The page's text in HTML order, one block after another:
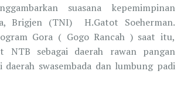
suasana kepemimpinan
Brigjen (TNI) H.Gatot Soeherman.
Gora ( Gogo Rancah ) saat itu,
NTB sebagai daerah rawan pangan
daerah swasembada dan lumbung padi